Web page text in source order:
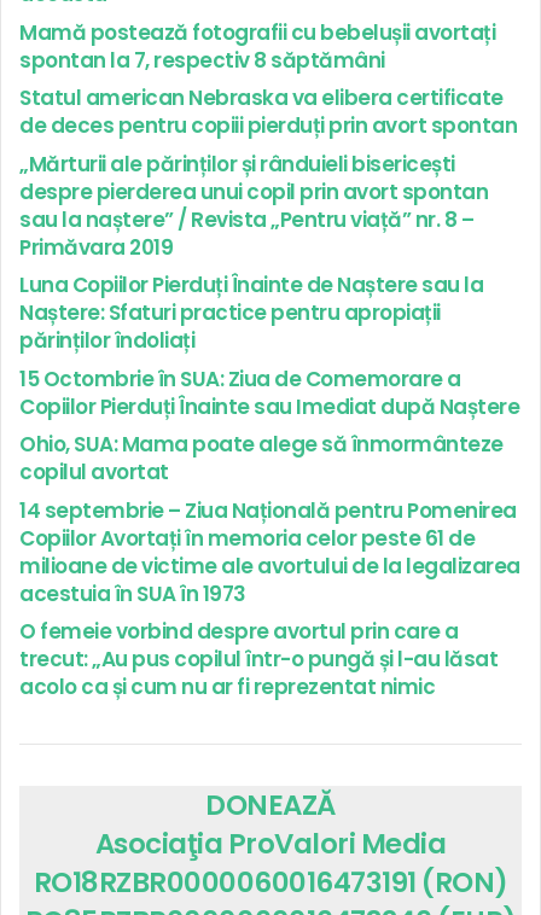
Mamă postează fotografii cu bebelușii avortați
spontan la 7, respectiv 8 săptămâni
Statul american Nebraska va elibera certificate
de deces pentru copiii pierduți prin avort spontan
„Mărturii ale părinților și rânduieli bisericești
despre pierderea unui copil prin avort spontan
sau la naștere” / Revista „Pentru viață” nr. 8 –
Primăvara 2019
Luna Copiilor Pierduți Înainte de Naștere sau la
Naștere: Sfaturi practice pentru apropiații
părinților îndoliați
15 Octombrie în SUA: Ziua de Comemorare a
Copiilor Pierduți Înainte sau Imediat după Naștere
Ohio, SUA: Mama poate alege să înmormânteze
copilul avortat
14 septembrie – Ziua Națională pentru Pomenirea
Copiilor Avortați în memoria celor peste 61 de
milioane de victime ale avortului de la legalizarea
acestuia în SUA în 1973
O femeie vorbind despre avortul prin care a
trecut: „Au pus copilul într-o pungă și l-au lăsat
acolo ca și cum nu ar fi reprezentat nimic
DONEAZĂ
Asociaţia ProValori Media
RO18RZBR0000060016473191 (RON)